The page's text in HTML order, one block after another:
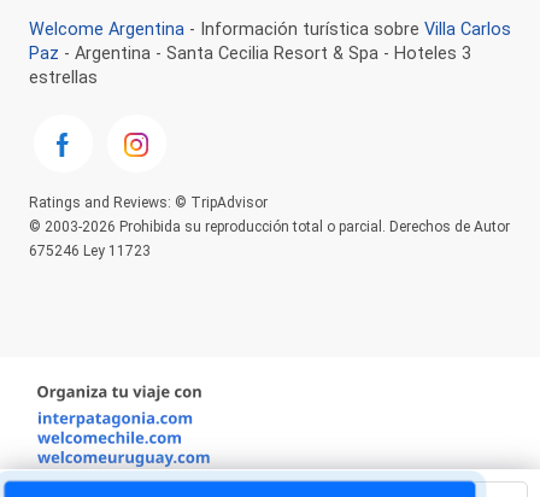
Welcome Argentina - Información turística sobre Villa Carlos
Paz - Argentina - Santa Cecilia Resort & Spa - Hoteles 3
estrellas
Ratings and Reviews: © TripAdvisor
© 2003-2026 Prohibida su reproducción total o parcial. Derechos de Autor
675246 Ley 11723